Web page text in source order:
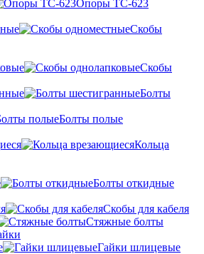
Опоры ТС-623
Скобы
Скобы
Болты
Болты полые
Кольца
Болты откидные
Скобы для кабеля
Стяжные болты
Гайки шлицевые